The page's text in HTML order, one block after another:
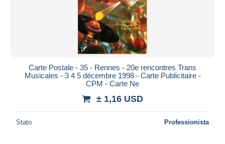
Carte Postale - 35 - Rennes - 20e rencontres Trans
Musicales - 3 4 5 décembre 1998 - Carte Publicitaire -
CPM - Carte Ne
± 1,16 USD
Stato Professionista